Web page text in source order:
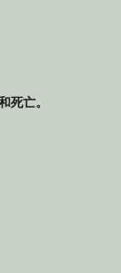
死亡。